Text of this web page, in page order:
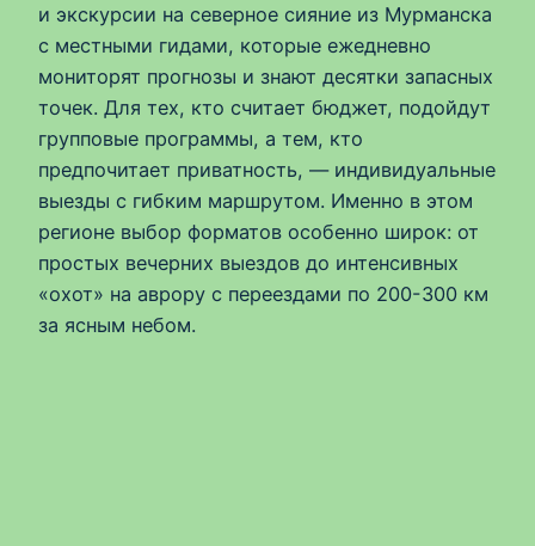
и экскурсии на северное сияние из Мурманска
с местными гидами, которые ежедневно
мониторят прогнозы и знают десятки запасных
точек. Для тех, кто считает бюджет, подойдут
групповые программы, а тем, кто
предпочитает приватность, — индивидуальные
выезды с гибким маршрутом. Именно в этом
регионе выбор форматов особенно широк: от
простых вечерних выездов до интенсивных
«охот» на аврору с переездами по 200-300 км
за ясным небом.